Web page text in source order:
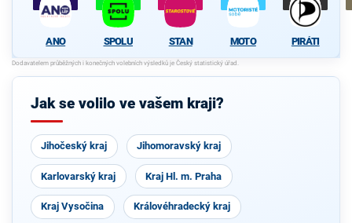
ANO SPOLU STAN MOTO PIRÁTI
Jak se volilo ve vašem kraji?
Jihočeský kraj Jihomoravský kraj
Karlovarský kraj Kraj Hl. m. Praha
Kraj Vysočina Královéhradecký kraj